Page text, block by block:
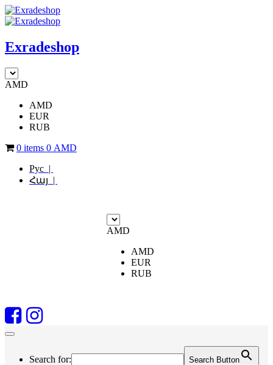
Exradeshop
AMD
AMD
EUR
RUB
0 items 0 AMD
Рус |
Հայ |
AMD
AMD
EUR
RUB
Search for: Search Button